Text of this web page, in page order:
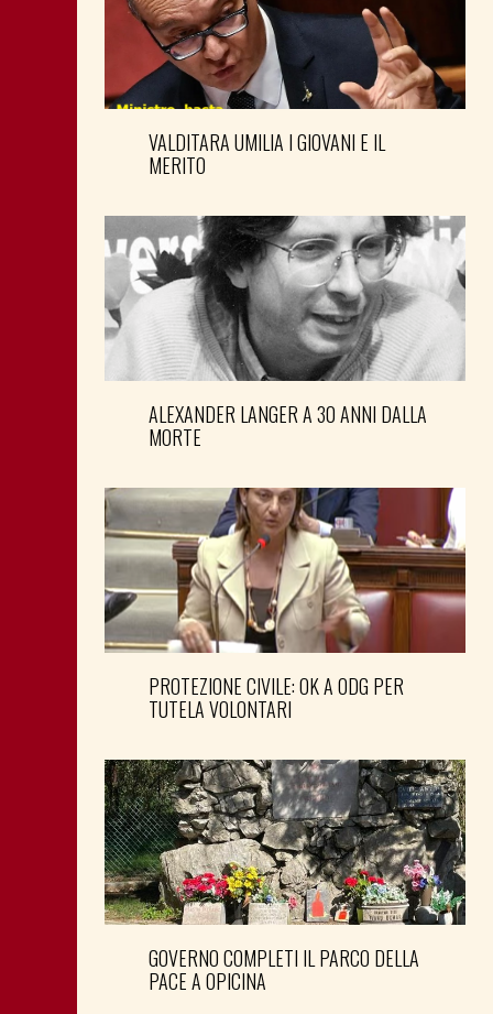
VALDITARA UMILIA I GIOVANI E IL
MERITO
ALEXANDER LANGER A 30 ANNI DALLA
MORTE
PROTEZIONE CIVILE: OK A ODG PER
TUTELA VOLONTARI
GOVERNO COMPLETI IL PARCO DELLA
PACE A OPICINA